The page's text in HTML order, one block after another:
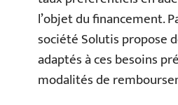
l’objet du financement.
société Solutis propose
adaptés à ces besoins
modalités de